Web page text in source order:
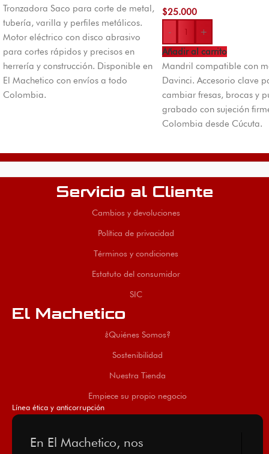
Tronzadora Saco para corte de metal,
tubería, varilla y perfiles metálicos.
Motor eléctrico con disco abrasivo
para cortes rápidos y precisos en
herrería y construcción. Disponible en
El Machetico con envíos a todo
Colombia.
$25.000
-
+
Añadir al carrito
Mandril compatible con
Davinci. Accesorio clave
cambiar fresas, brocas y
grabado con sujeción
Colombia desde Cúcuta.
Servicio al Cliente
Cambios y devoluciones
Política de privacidad
Términos y condiciones
Estatuto del consumidor
SIC
El Machetico
¿Quiénes Somos?
Sostenibilidad
Nuestra Tienda
Empiece su propio negocio
Línea ética y anticorrupción
En El Machetico, nos